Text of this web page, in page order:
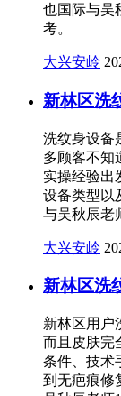
也国际与吴
考。
大兴安岭
新林区洗
洗纹身设备
多顾客不知
实操经验出
设备类型以
与吴秋辰老
大兴安岭
新林区洗
新林区用户
而且皮肤完
条件、技术
到无疤痕修